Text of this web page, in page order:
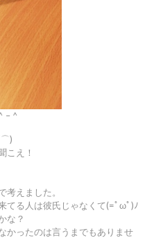
– ^
こえ！
考えました。
てる人は彼氏じゃなくて(=ﾟωﾟ)ﾉ
な？
かったのは言うまでもありませ